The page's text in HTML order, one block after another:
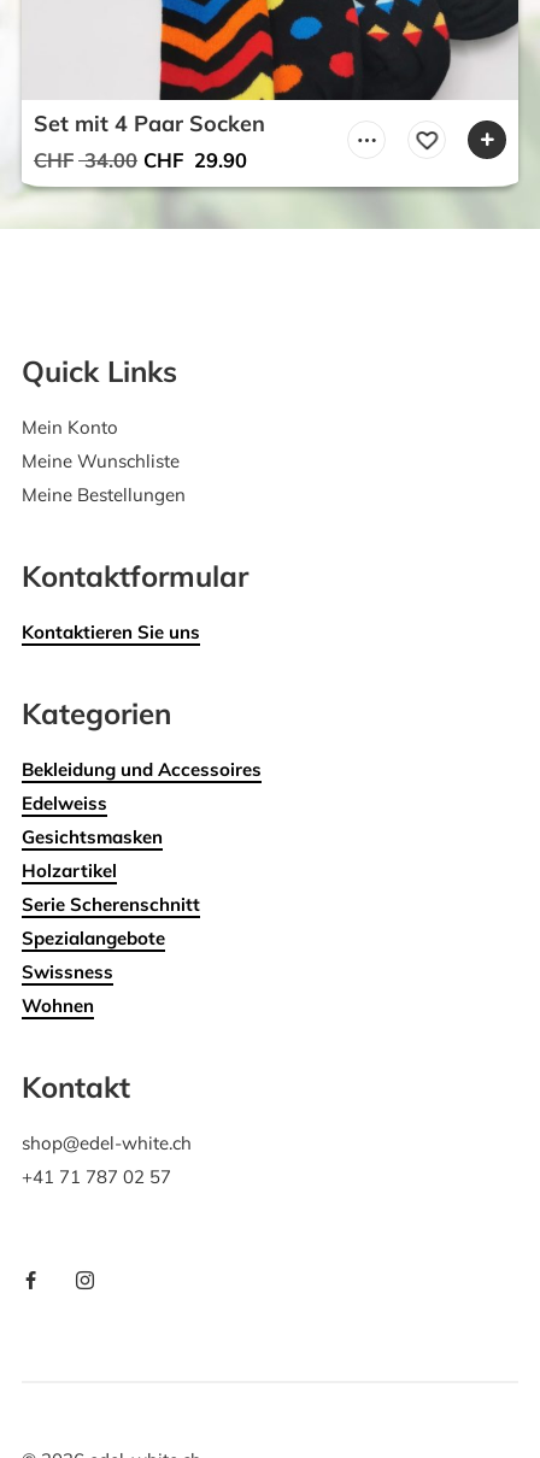
Set mit 4 Paar Socken
CHF34.00 Ursprünglicher
Preis
CHF 29.90Aktueller
Preis
Quick Links
Mein Konto
Meine Wunschliste
Meine Bestellungen
Kontaktformular
Kontaktieren Sie uns
Kategorien
Bekleidung und Accessoires
Edelweiss
Gesichtsmasken
Holzartikel
Serie Scherenschnitt
Spezialangebote
Swissness
Wohnen
Kontakt
shop@edel-white.ch
+41 71 787 02 57